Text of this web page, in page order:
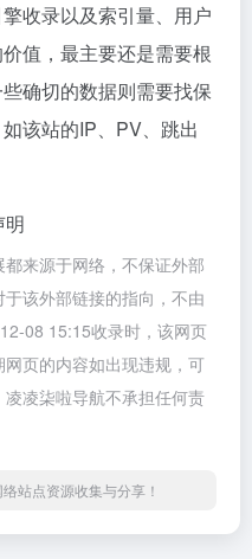
收录以及索引量、用户
值，最主要还是需要根
确切的数据则需要找保
该站的IP、PV、跳出
明
来源于网络，不保证外部
该外部链接的指向，不由
08 15:15收录时，该网页
页的内容如出现违规，可
凌柒啦导航不承担任何责
站点资源收集与分享！